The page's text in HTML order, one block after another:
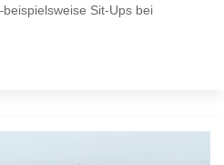
Sit-Ups bei